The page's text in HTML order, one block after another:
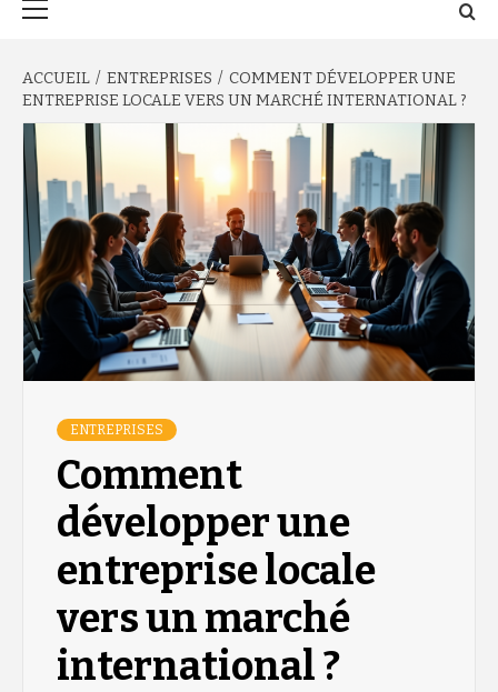
ACCUEIL ENTREPRISES
COMMENT DÉVELOPPER UNE
ENTREPRISE LOCALE VERS UN MARCHÉ INTERNATIONAL ?
ENTREPRISES
Comment
développer une
entreprise locale
vers un marché
international ?